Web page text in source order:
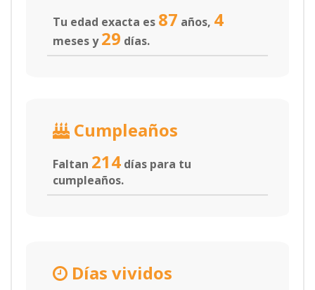
Tu edad exacta es 87 años, 4
meses y29 días.
Cumpleaños
Faltan 214 días para tu
cumpleaños.
Días vividos